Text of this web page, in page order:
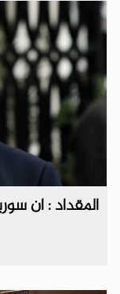
المقداد : ان